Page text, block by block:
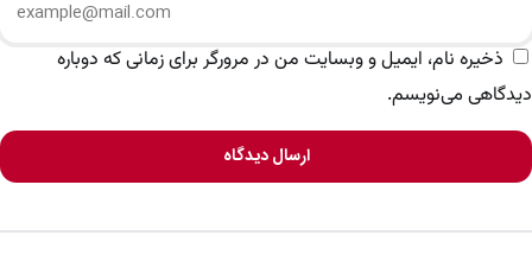
ذخیره نام، ایمیل و وبسایت من در مرورگر برای زمانی که دوباره
دیدگاهی می‌نویسم.
ارسال دیدگاه